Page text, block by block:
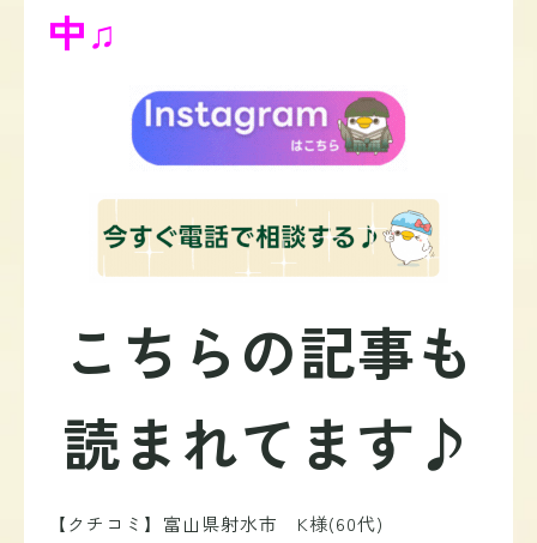
中♫
こちらの記事も
読まれてます♪
【クチコミ】富山県射水市 K様(60代)